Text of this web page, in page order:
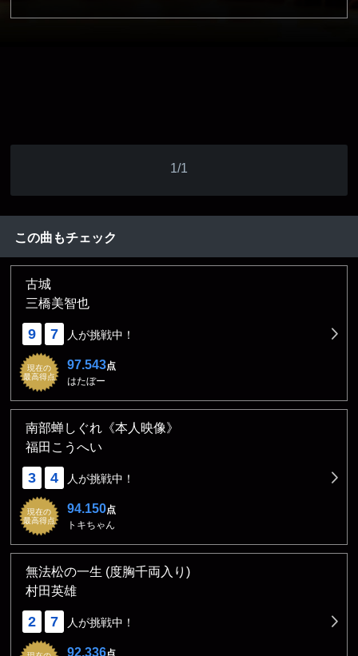
1/1
この曲もチェック
古城
三橋美智也
9 7 人が挑戦中！
現在の
最高得点
97.543点
はたぼー
南部蝉しぐれ《本人映像》
福田こうへい
3 4 人が挑戦中！
現在の
最高得点
94.150点
トキちゃん
無法松の一生 (度胸千両入り)
村田英雄
2 7 人が挑戦中！
92.336点